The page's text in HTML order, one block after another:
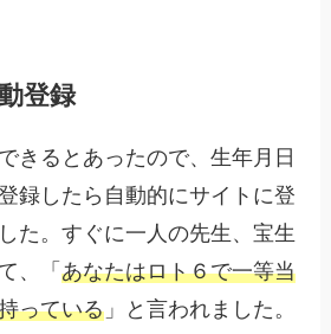
登録
きるとあったので、生年月日
録したら自動的にサイトに登
た。すぐに一人の先生、宝生
、「あなたはロト６で一等当
っている 」と言われました。